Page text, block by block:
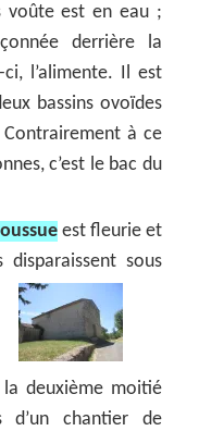
voûte est en eau ;
derrière la
l’alimente. Il est
bassins ovoïdes
Contrairement à ce
c’est le bac du
est fleurie et
disparaissent sous
deuxième moitié
chantier de